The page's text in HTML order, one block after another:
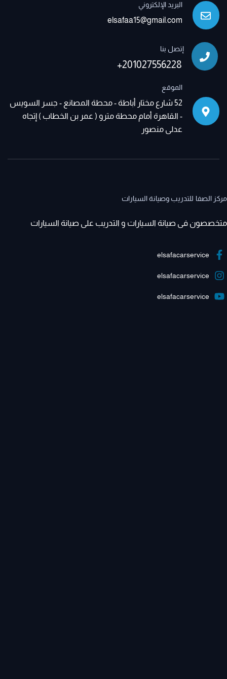
البريد الإلكتروني
elsafaa15@gmail.com
إتصل بنا
+201027556228
الموقع
52 شارع مختار أباطة - محطة المصانع - جسر السويس
- القاهرة أمام محطة مترو ( عمر بن الخطاب ) إتجاه
عدلى منصور
مركز الصفا للتدريب وصيانة السيارات
متخصصون فى صيانة السيارات و التدريب على صيانة السيارات
elsafacarservice
elsafacarservice
elsafacarservice